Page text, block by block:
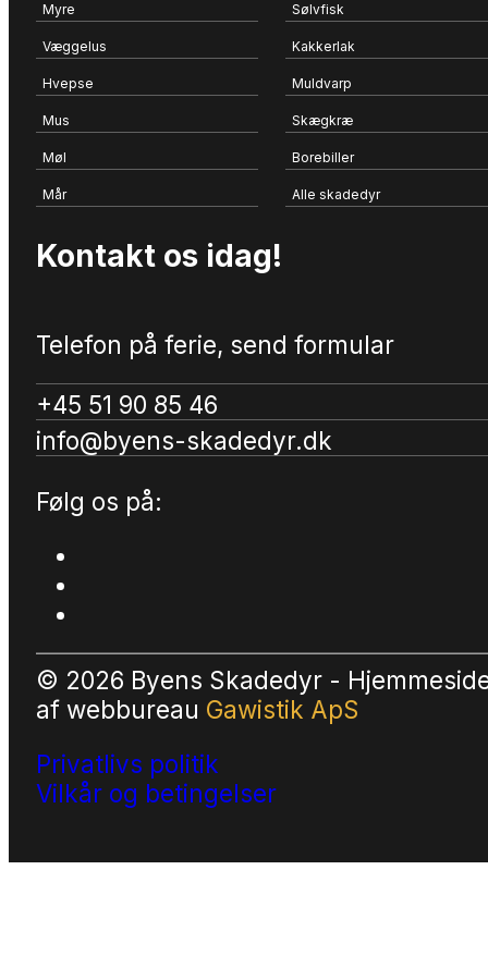
Myre Sølvfisk
Væggelus Kakkerlak
Hvepse Muldvarp
Mus Skægkræ
Møl Borebiller
Mår Alle skadedyr
Kontakt os idag!
Telefon på ferie, send formular
+45 51 90 85 46
info@byens-skadedyr.dk
Følg os på:
© 2026 Byens Skadedyr -
af webbureau Gawistik ApS
Privatlivs politik
Vilkår og betingelser